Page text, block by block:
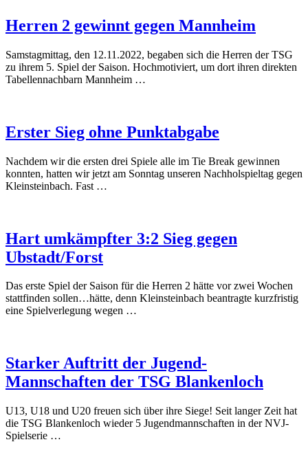
Herren 2 gewinnt gegen Mannheim
Samstagmittag, den 12.11.2022, begaben sich die Herren der TSG
zu ihrem 5. Spiel der Saison. Hochmotiviert, um dort ihren direkten
Tabellennachbarn Mannheim …
Erster Sieg ohne Punktabgabe
Nachdem wir die ersten drei Spiele alle im Tie Break gewinnen
konnten, hatten wir jetzt am Sonntag unseren Nachholspieltag gegen
Kleinsteinbach. Fast …
Hart umkämpfter 3:2 Sieg gegen
Ubstadt/Forst
Das erste Spiel der Saison für die Herren 2 hätte vor zwei Wochen
stattfinden sollen…hätte, denn Kleinsteinbach beantragte kurzfristig
eine Spielverlegung wegen …
Starker Auftritt der Jugend-
Mannschaften der TSG Blankenloch
U13, U18 und U20 freuen sich über ihre Siege! Seit langer Zeit hat
die TSG Blankenloch wieder 5 Jugendmannschaften in der NVJ-
Spielserie …